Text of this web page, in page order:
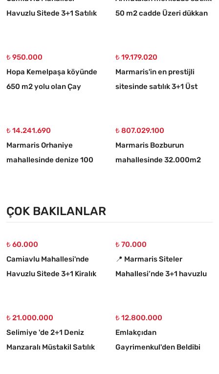
Havuzlu Sitede 3+1 Satılık
50 m2 cadde Üzeri dükkan
₺ 950.000
Hopa Kemelpaşa köyünde
650 m2 yolu olan Çay
₺ 19.179.020
Marmaris'in en prestijli
sitesinde satılık 3+1 Üst
₺ 14.241.690
Marmaris Orhaniye
mahallesinde denize 100
₺ 807.029.100
Marmaris Bozburun
mahallesinde 32.000m2
ÇOK BAKILANLAR
₺ 60.000
Camiavlu Mahallesi'nde
Havuzlu Sitede 3+1 Kiralık
₺ 70.000
📍 Marmaris Siteler
Mahallesi’nde 3+1 havuzlu
₺ 21.000.000
Selimiye 'de 2+1 Deniz
Manzaralı Müstakil Satılık
₺ 12.800.000
Emlakçıdan
Gayrimenkul'den Beldibi